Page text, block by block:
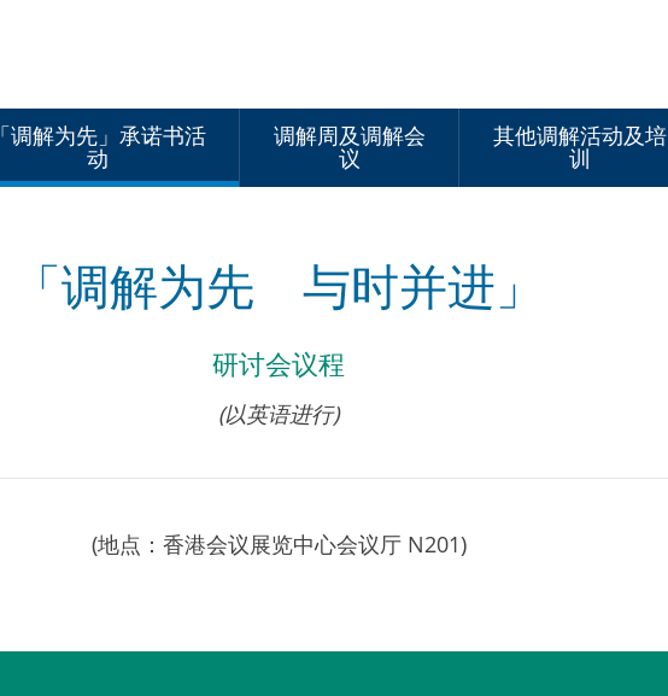
「调解为先」承诺书活
动
调解周及调解会
议
其他调解活动及培
训
「调解为先 与时并进」
研讨会议程
(以英语进行)
(地点：香港会议展览中心会议厅 N201)